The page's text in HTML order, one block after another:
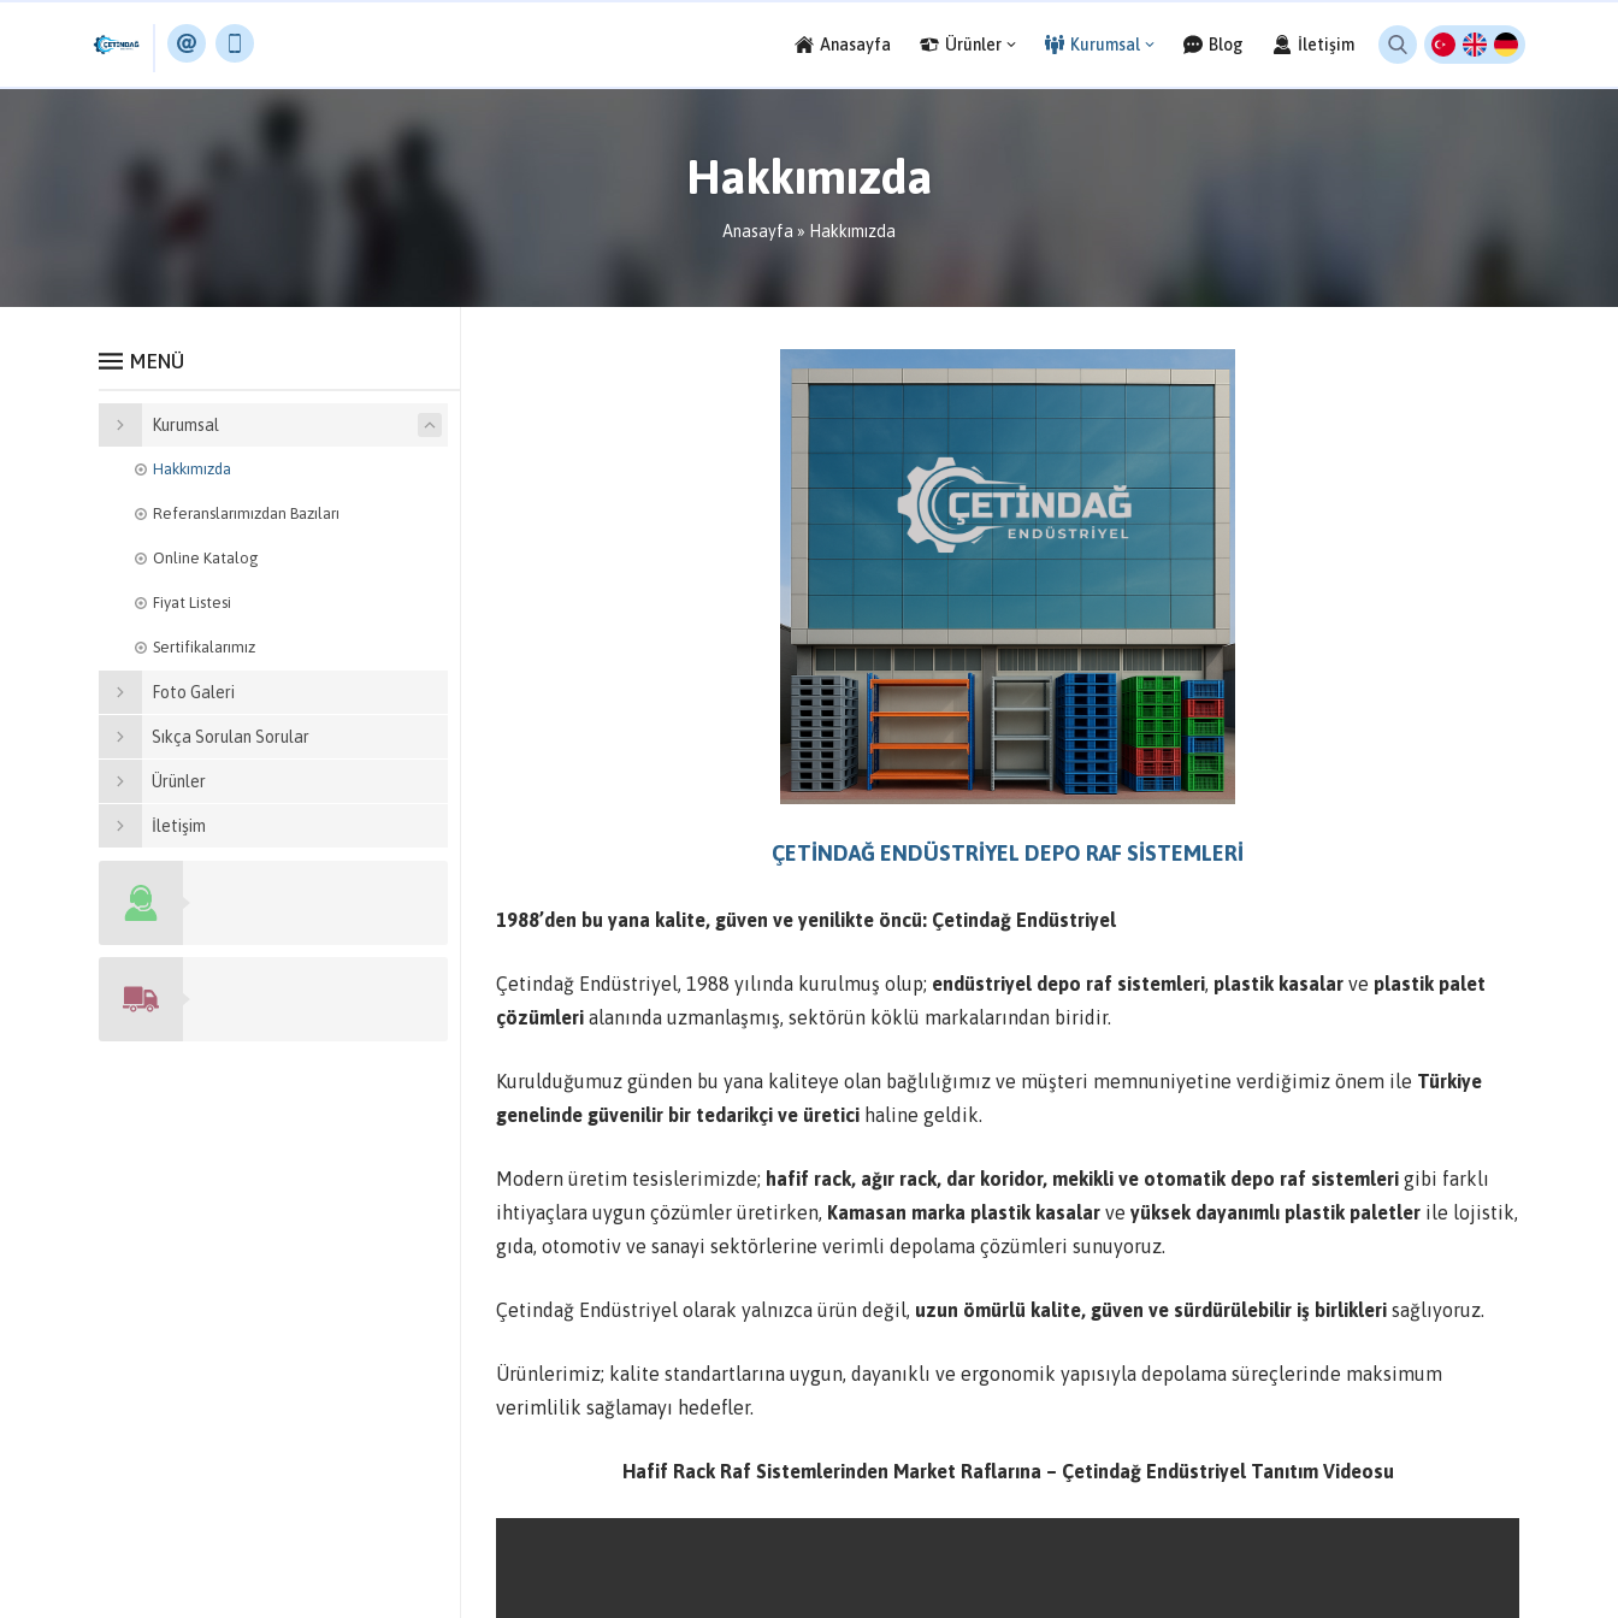
Anasayfa Ürünler Kurumsal Blog İletişim
Hakkımızda
Anasayfa » Hakkımızda
ÇETİNDAĞ ENDÜSTRİYEL DEPO RAF SİSTEMLERİ
1988’den bu yana kalite, güven ve yenilikte öncü: Çetindağ Endüstriyel
Çetindağ Endüstriyel, 1988 yılında kurulmuş olup; endüstriyel depo raf sistemleri, plastik kasalar ve plastik palet
çözümleri alanında uzmanlaşmış, sektörün köklü markalarından biridir.
Kurulduğumuz günden bu yana kaliteye olan bağlılığımız ve müşteri memnuniyetine verdiğimiz önem ile Türkiye
genelinde güvenilir bir tedarikçi ve üretici haline geldik.
Modern üretim tesislerimizde; hafif rack, ağır rack, dar koridor, mekikli ve otomatik depo raf sistemleri gibi farklı
ihtiyaçlara uygun çözümler üretirken, Kamasan marka plastik kasalar ve yüksek dayanımlı plastik paletler ile lojistik,
gıda, otomotiv ve sanayi sektörlerine verimli depolama çözümleri sunuyoruz.
Çetindağ Endüstriyel olarak yalnızca ürün değil, uzun ömürlü kalite, güven ve sürdürülebilir iş birlikleri sağlıyoruz.
Ürünlerimiz; kalite standartlarına uygun, dayanıklı ve ergonomik yapısıyla depolama süreçlerinde maksimum
verimlilik sağlamayı hedefler.
Hafif Rack Raf Sistemlerinden Market Raflarına – Çetindağ Endüstriyel Tanıtım Videosu
MENÜ
Kurumsal
Hakkımızda
Referanslarımızdan Bazıları
Online Katalog
Fiyat Listesi
Sertifikalarımız
Foto Galeri
Sıkça Sorulan Sorular
Ürünler
İletişim